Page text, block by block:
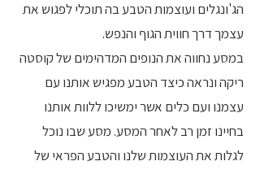
הג'ונגלים ועוצמות הטבע בה תוכלי לפגוש את
עצמך דרך חווית הגוף והנפש.
במסע נחווה את הנופים המדהימים של קוסטה
ריקה ונראה כיצד הטבע מפגיש אותנו עם
עצמנו ועם כלים אשר ימשיכו ללוות אותנו
בחיינו זמן רב לאחר המסע. מסע שבו נוכל
לגלות את העוצמות שלנו והטבע הפראי של